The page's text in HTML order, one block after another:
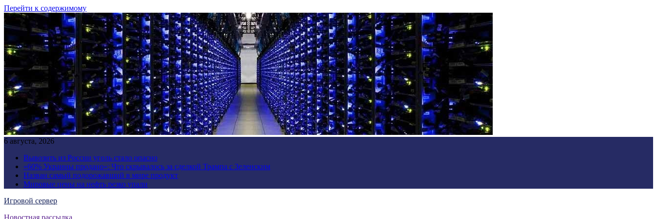
Перейти к содержимому
6 августа, 2026
Вывозить из России уголь стало опасно
«60% Украины продано»: Что скрывалось за сделкой Трампа с Зеленским
Назван самый подорожавший в мире продукт
Мировые цены на нефть резко упали
Игровой сервер
Новостная рассылка